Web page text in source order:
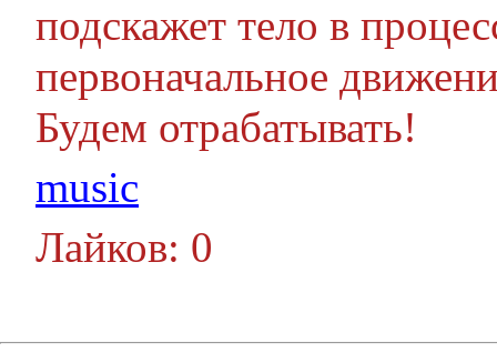
подскажет тело в
первоначальное
Будем отрабатывать!
music
Лайков: 0